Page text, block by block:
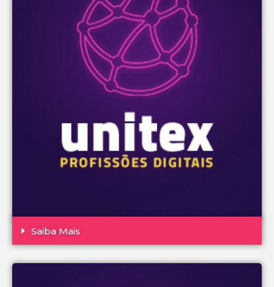
Saiba Mais